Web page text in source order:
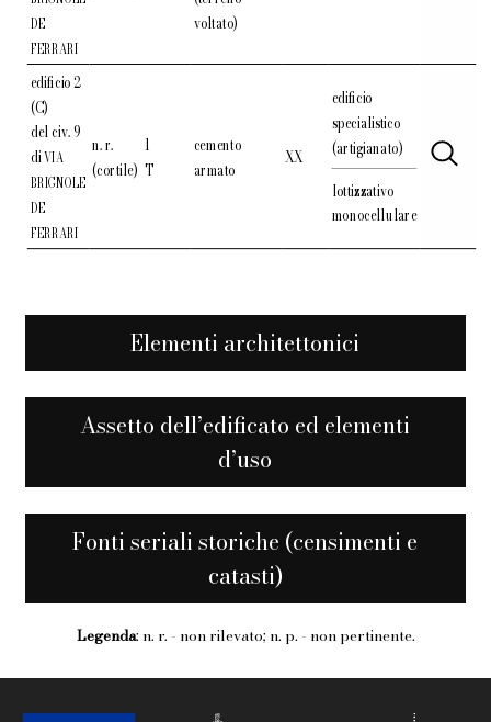
DE
FERRARI
voltato)
edificio 2
(C)
del civ. 9
diVIA
BRIGNOLE
DE
FERRARI
n. r.
(cortile)
1
T
cemento
armato
XX
edificio
specialistico
(artigianato)
lottizzativo
monocellulare
Elementi architettonici
Assetto dell’edificato ed elementi
d’uso
Fonti seriali storiche (censimenti e
catasti)
Legenda: n. r. - non rilevato; n. p. - non pertinente.